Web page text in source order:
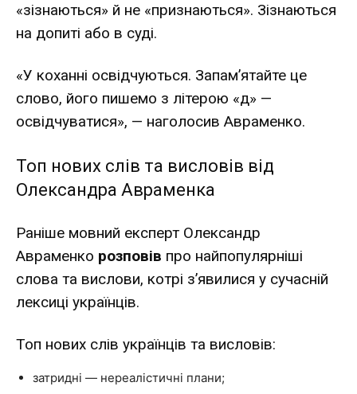
«зізнаються» й не «признаються». Зізнаються
на допиті або в суді.
«У коханні освідчуються. Запам’ятайте це
слово, його пишемо з літерою «д» —
освідчуватися», — наголосив Авраменко.
Топ нових слів та висловів від
Олександра Авраменка
Раніше мовний експерт Олександр
Авраменко розповів про найпопулярніші
слова та вислови, котрі з’явилися у сучасній
лексиці українців.
Топ нових слів українців та висловів:
затридні — нереалістичні плани;